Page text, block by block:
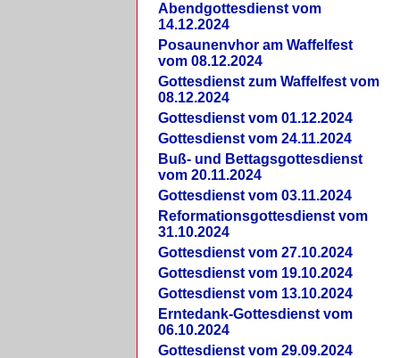
Abendgottesdienst vom
14.12.2024
Posaunenvhor am Waffelfest
vom 08.12.2024
Gottesdienst zum Waffelfest vom
08.12.2024
Gottesdienst vom 01.12.2024
Gottesdienst vom 24.11.2024
Buß- und Bettagsgottesdienst
vom 20.11.2024
Gottesdienst vom 03.11.2024
Reformationsgottesdienst vom
31.10.2024
Gottesdienst vom 27.10.2024
Gottesdienst vom 19.10.2024
Gottesdienst vom 13.10.2024
Erntedank-Gottesdienst vom
06.10.2024
Gottesdienst vom 29.09.2024